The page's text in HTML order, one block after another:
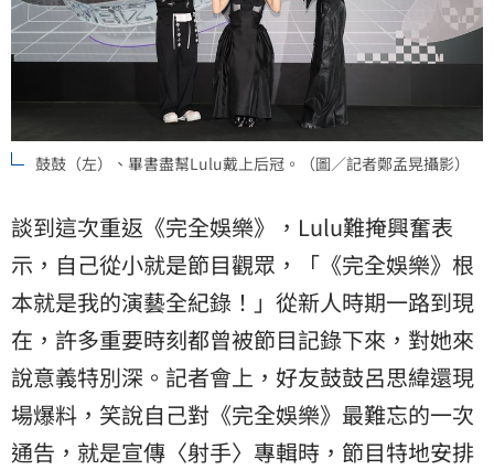
鼓鼓（左）、畢書盡幫Lulu戴上后冠。（圖／記者鄭孟晃攝影）
談到這次重返《完全娛樂》，Lulu難掩興奮表
示，自己從小就是節目觀眾，「《完全娛樂》根
本就是我的演藝全紀錄！」從新人時期一路到現
在，許多重要時刻都曾被節目記錄下來，對她來
說意義特別深。記者會上，好友鼓鼓呂思緯還現
場爆料，笑說自己對《完全娛樂》最難忘的一次
通告，就是宣傳〈射手〉專輯時，節目特地安排